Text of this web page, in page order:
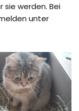
werden. Bei
unter